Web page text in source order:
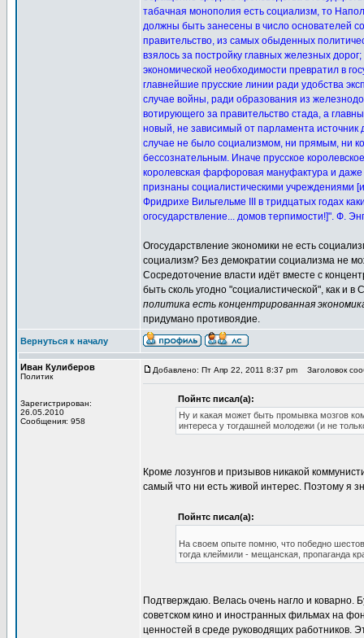
табачная монополия есть социализм, то
должны быть занесены в число основателей
правительство, из самых обыденных
взялось за постройку главных железных
экономической необходимости превратил в
главнейшие прусские линии ради удобства
случае войны, ради образования из
вотирующего за правительство стада, а
новый, не зависимый от парламента источник
случае не было социализмом, ни прямым, ни
бессознательным. Иначе прусское
королевская фарфоровая мануфактура и
признаны социалистическими учреждениями
Фридрихе Вильгельме III в тридцатых годах
огосударствление... домов терпимости!]". Ф.
Огосударствление экономики не есть
социализм? Без демократии социализма не
Сосредоточение власти идёт вместе с
быть сколь угодно "социалистической", как и
политика есть концентрированная
придумано противоядие.
Вернуться к началу
Иван Кулиберов
Политик
Зарегистрирован:
26.05.2010
Сообщения: 958
Добавлено: Пт Апр 22, 2011 8:37 pm Заголовок
Пойнтс писал(а):
Ну и какая может быть промывка мозгов
интереса у тогдашней молодежи (и не
Кроме лозунгов и призывов никакой
самый что ни есть живой интерес. Поэтому я
Пойнтс писал(а):
На своем опыте помню, что победно
тогда клеймили - мещанская, пропаганда
Подтверждаю. Велась очень нагло и коварно.
советском кино и иностранных фильмах на
ценностей в среде руководящих работников.